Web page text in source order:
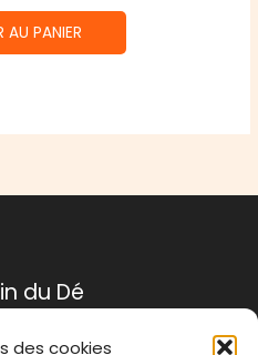
des cookies
AU PANIER
du Dé